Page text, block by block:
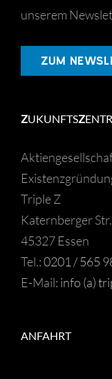
unserem
ZUM
ZUKUNFTSZ
Triple Z
Katernberger
45327 Essen
Tel.:0201 / 565
E-Mail: info (a)
ANFAHRT